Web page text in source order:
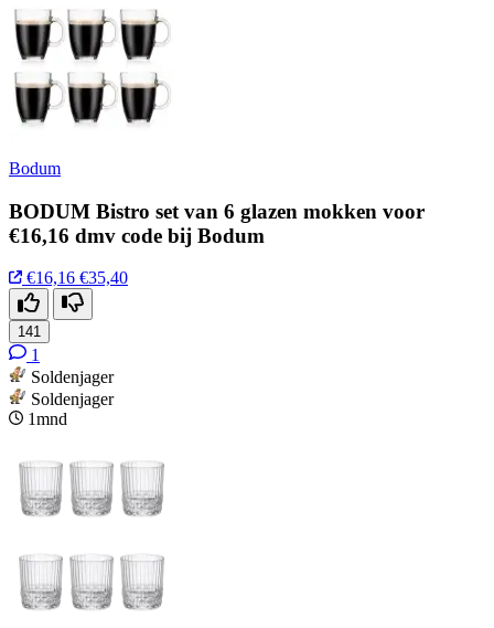
Bodum
BODUM Bistro set van 6 glazen mokken voor
€16,16 dmv code bij Bodum
€16,16 €35,40
141
1
Soldenjager
Soldenjager
1mnd